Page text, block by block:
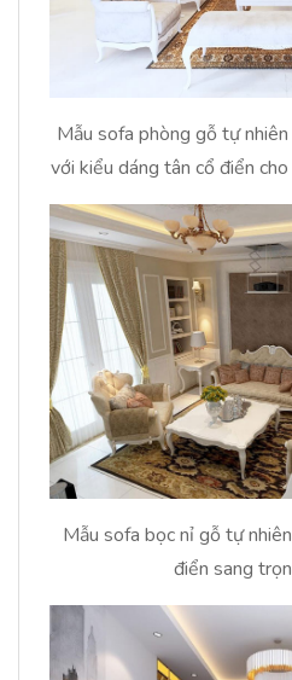
Mẫu sofa phòng gỗ tự
với kiểu dáng tân cổ điển
Mẫu sofa bọc nỉ gỗ tự
điển sang